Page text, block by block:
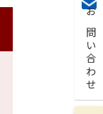
お問い合わせ